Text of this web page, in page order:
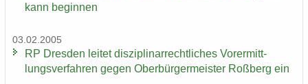
kann be­gin­nen
03.02.2005
RP Dres­den lei­tet dis­zi­pli­nar­recht­li­ches Vor­er­mitt­
lungs­ver­fah­ren gegen Ober­bür­ger­meis­ter Roß­berg ein